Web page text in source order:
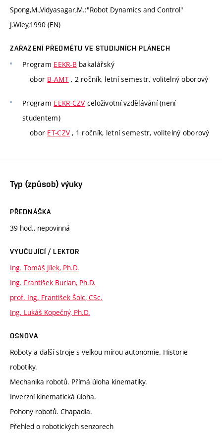
Spong,M.,Vidyasagar,M.:"Robot Dynamics and Control"
J.Wiey,1990 (EN)
ZAŘAZENÍ PŘEDMĚTU VE STUDIJNÍCH PLÁNECH
Program EEKR-B bakalářský
obor B-AMT, 2 ročník, letní semestr, volitelný oborový
Program EEKR-CZV celoživotní vzdělávání (není
studentem)
obor ET-CZV , 1 ročník, letní semestr, volitelný oborový
Typ (způsob) výuky
PŘEDNÁŠKA
39 hod., nepovinná
VYUČUJÍCÍ / LEKTOR
Ing. Tomáš Jílek, Ph.D.
Ing. František Burian, Ph.D.
prof. Ing. František Šolc, CSc.
Ing. Lukáš Kopečný, Ph.D.
OSNOVA
Roboty a další stroje s velkou mírou autonomie. Historie
robotiky.
Mechanika robotů. Přímá úloha kinematiky.
Inverzní kinematická úloha.
Pohony robotů. Chapadla.
Přehled o robotických senzorech